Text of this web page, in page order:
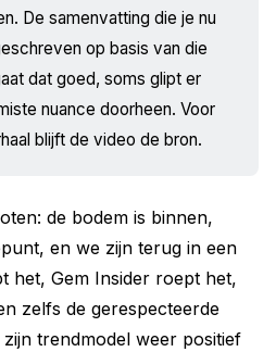
De samenvatting die je nu
op basis van die
dat goed, soms glipt er
nuance doorheen. Voor
blijft de video de bron.
de bodem is binnen,
en we zijn terug in een
het, Gem Insider roept het,
zelfs de gerespecteerde
trendmodel weer positief